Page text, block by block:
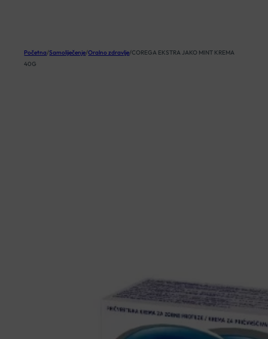
Početna/Samoliječenje/Oralno zdravlje/COREGA EKSTRA JAKO MINT KREMA
40G